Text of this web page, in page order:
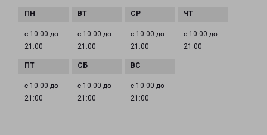
с 10:00 до
21:00
с 10:00 до
21:00
с 10:00 до
21:00
с 10:00 до
21:00
с 10:00 до
21:00
с 10:00 до
21:00
с 10:00 до
21:00